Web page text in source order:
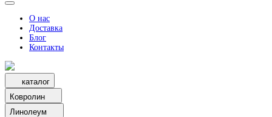
О нас
Доставка
Блог
Контакты
каталог
Ковролин
Линолеум